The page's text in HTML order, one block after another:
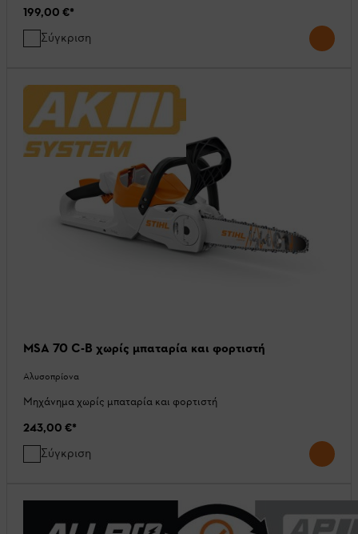
199,00 €*
Σύγκριση
MSA 70 C-B χωρίς μπαταρία και φορτιστή
Αλυσοπρίονα
Μηχάνημα χωρίς μπαταρία και φορτιστή
243,00 €*
Σύγκριση